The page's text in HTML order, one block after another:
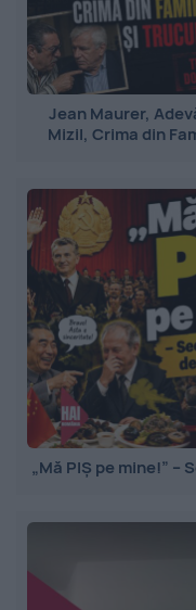
Jean Maurer,
Mizil, Crima din
„Mă PIȘ pe mine!”